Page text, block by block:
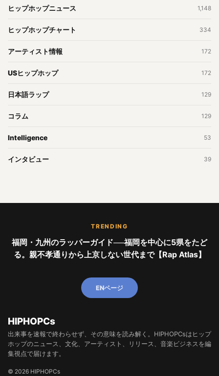
ヒップホップニュース 1,148
ヒップホップチャート 334
アーティスト情報 172
USヒップホップ 172
日本語ラップ 129
コラム 129
Intelligence 53
インタビュー 39
TRENDING
福岡・九州のラッパーガイド──福岡を中心に5県をたど
る。親不孝通りから上京しない世代まで【Rap Atlas】
ENページ
HIPHOPCs
出来事を速報で終わらせず、その意味を読み解く。HIPHOPCsはヒップ
ホップのニュース、文化、アーティスト、リリース、音楽ビジネスを編
集視点で届けます。
© 2026 HIPHOPCs